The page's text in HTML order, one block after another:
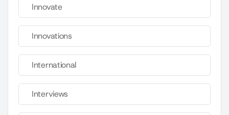
Innovate
Innovations
International
Interviews